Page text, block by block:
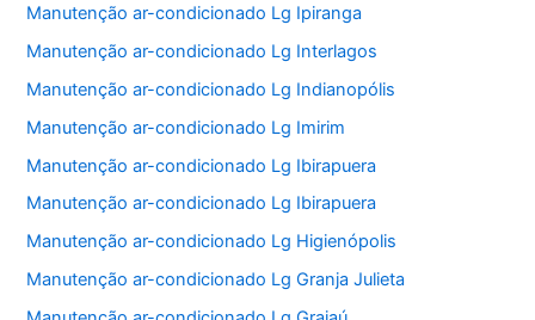
Manutenção ar-condicionado Lg Ipiranga
Manutenção ar-condicionado Lg Interlagos
Manutenção ar-condicionado Lg Indianopólis
Manutenção ar-condicionado Lg Imirim
Manutenção ar-condicionado Lg Ibirapuera
Manutenção ar-condicionado Lg Ibirapuera
Manutenção ar-condicionado Lg Higienópolis
Manutenção ar-condicionado Lg Granja Julieta